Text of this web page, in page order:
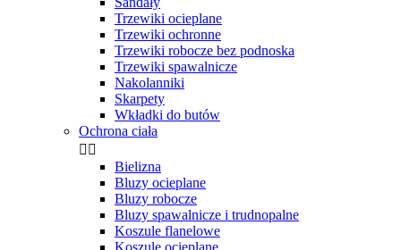
Trzewiki ocieplane
Trzewiki ochronne
Trzewiki robocze bez podnoska
Trzewiki spawalnicze
Nakolanniki
Skarpety
Wkładki do butów
Ochrona ciała
 
Bielizna
Bluzy ocieplane
Bluzy robocze
Bluzy spawalnicze i trudnopalne
Koszule flanelowe
Koszule ocieplane